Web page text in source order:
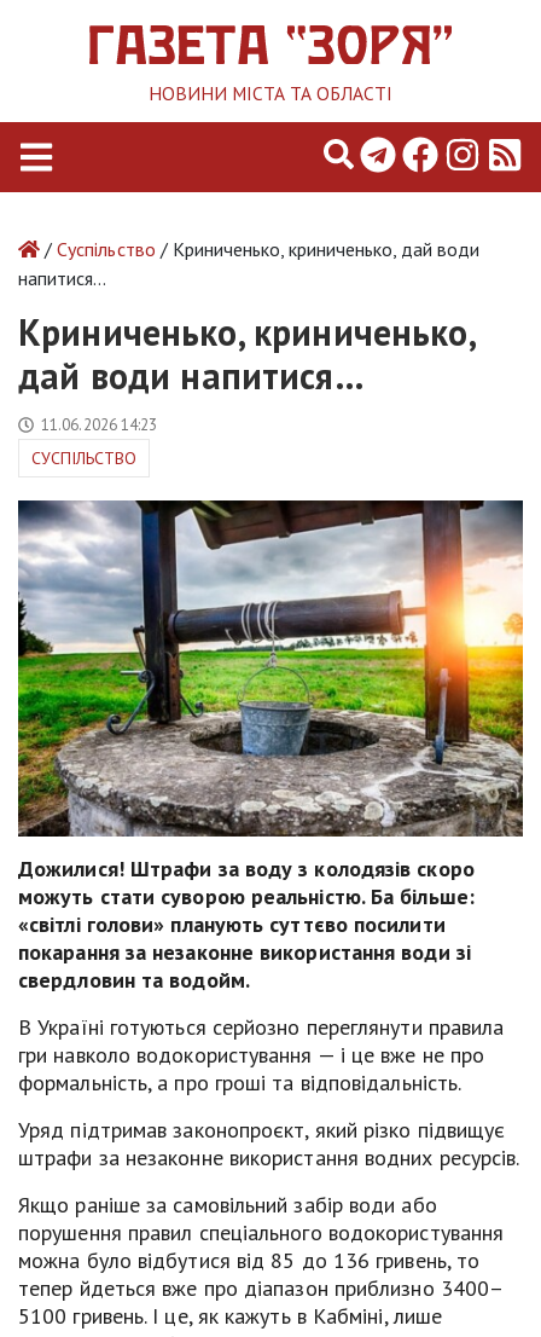
НОВИНИ МІСТА ТА ОБЛАСТІ
/ Суспільство / Криниченько, криниченько, дай води
напитися…
Криниченько, криниченько,
дай води напитися…
11.06.2026 14:23
СУСПІЛЬСТВО
Дожилися! Штрафи за воду з колодязів скоро
можуть стати суворою реальністю. Ба більше:
«світлі голови» планують суттєво посилити
покарання за незаконне використання води зі
свердловин та водойм.
В Україні готуються серйозно переглянути правила
гри навколо водокористування — і це вже не про
формальність, а про гроші та відповідальність.
Уряд підтримав законопроєкт, який різко підвищує
штрафи за незаконне використання водних ресурсів.
Якщо раніше за самовільний забір води або
порушення правил спеціального водокористування
можна було відбутися від 85 до 136 гривень, то
тепер йдеться вже про діапазон приблизно 3400–
5100 гривень. І це, як кажуть в Кабміні, лише